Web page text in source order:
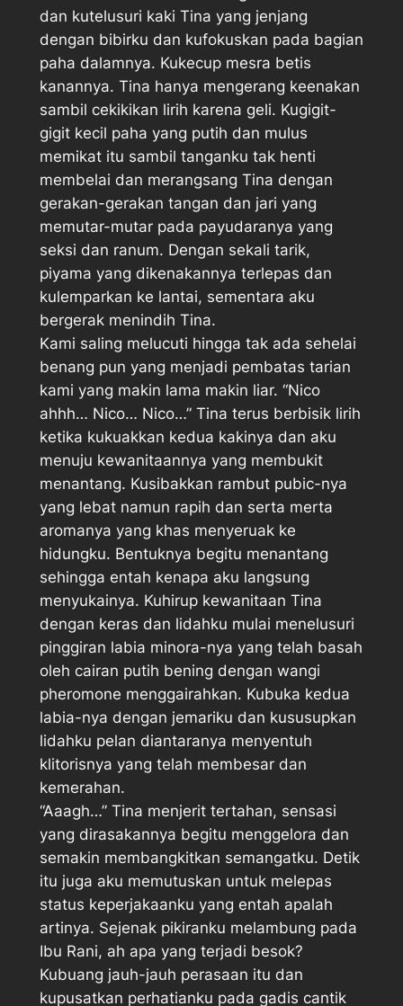
dan kutelusuri kaki Tina yang jenjang
dengan bibirku dan kufokuskan pada bagian
paha dalamnya. Kukecup mesra betis
kanannya. Tina hanya mengerang keenakan
sambil cekikikan lirih karena geli. Kugigit-
gigit kecil paha yang putih dan mulus
memikat itu sambil tanganku tak henti
membelai dan merangsang Tina dengan
gerakan-gerakan tangan dan jari yang
memutar-mutar pada payudaranya yang
seksi dan ranum. Dengan sekali tarik,
piyama yang dikenakannya terlepas dan
kulemparkan ke lantai, sementara aku
bergerak menindih Tina.
Kami saling melucuti hingga tak ada sehelai
benang pun yang menjadi pembatas tarian
kami yang makin lama makin liar. “Nico
ahhh… Nico… Nico…” Tina terus berbisik lirih
ketika kukuakkan kedua kakinya dan aku
menuju kewanitaannya yang membukit
menantang. Kusibakkan rambut pubic-nya
yang lebat namun rapih dan serta merta
aromanya yang khas menyeruak ke
hidungku. Bentuknya begitu menantang
sehingga entah kenapa aku langsung
menyukainya. Kuhirup kewanitaan Tina
dengan keras dan lidahku mulai menelusuri
pinggiran labia minora-nya yang telah basah
oleh cairan putih bening dengan wangi
pheromone menggairahkan. Kubuka kedua
labia-nya dengan jemariku dan kususupkan
lidahku pelan diantaranya menyentuh
klitorisnya yang telah membesar dan
kemerahan.
“Aaagh…” Tina menjerit tertahan, sensasi
yang dirasakannya begitu menggelora dan
semakin membangkitkan semangatku. Detik
itu juga aku memutuskan untuk melepas
status keperjakaanku yang entah apalah
artinya. Sejenak pikiranku melambung pada
Ibu Rani, ah apa yang terjadi besok?
Kubuang jauh-jauh perasaan itu dan
kupusatkan perhatianku pada gadis cantik